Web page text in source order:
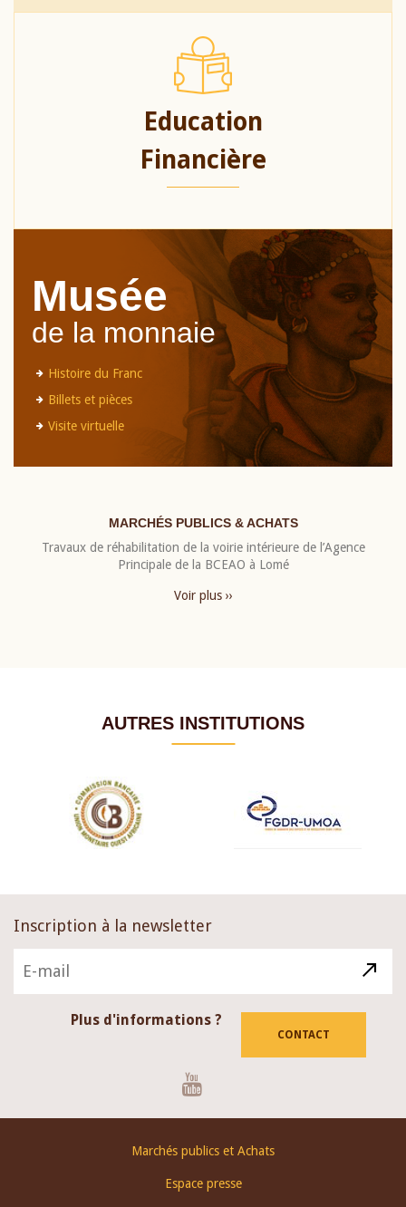
Education
Financière
Musée
de la monnaie
Histoire du Franc
Billets et pièces
Visite virtuelle
MARCHÉS PUBLICS & ACHATS
Travaux de réhabilitation de la voirie intérieure de l’Agence
Principale de la BCEAO à Lomé
Voir plus ››
AUTRES INSTITUTIONS
Inscription à la newsletter
Plus d'informations ?
CONTACT
Marchés publics et Achats
Espace presse